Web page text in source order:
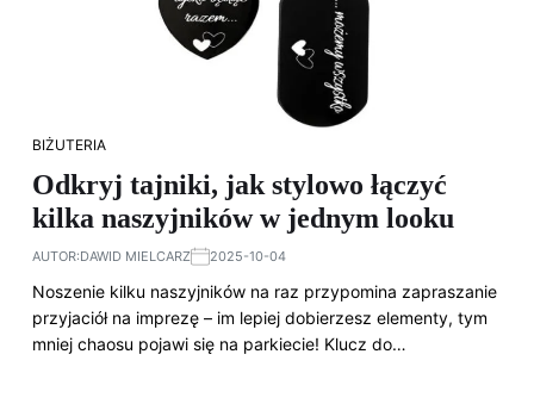
BIŻUTERIA
Odkryj tajniki, jak stylowo łączyć
kilka naszyjników w jednym looku
AUTOR:DAWID MIELCARZ 2025-10-04
Noszenie kilku naszyjników na raz przypomina zapraszanie
przyjaciół na imprezę – im lepiej dobierzesz elementy, tym
mniej chaosu pojawi się na parkiecie! Klucz do…